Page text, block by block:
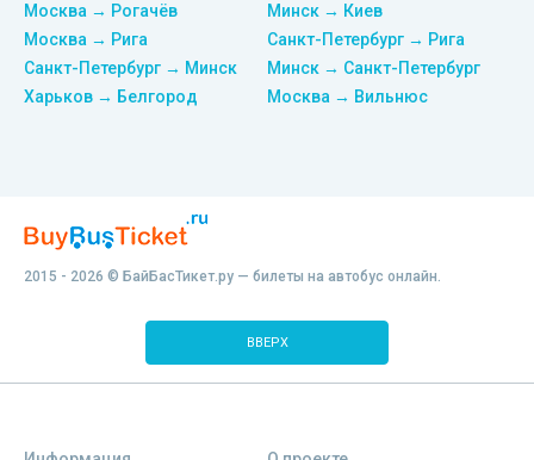
Москва → Рогачёв
Москва → Рига
Санкт-Петербург → Минск
Харьков → Белгород
Минск → Киев
Санкт-Петербург → Рига
Минск → Санкт-Петербург
Москва → Вильнюс
2015 - 2026 © БайБасТикет.ру — билеты на автобус онлайн.
ВВЕРХ